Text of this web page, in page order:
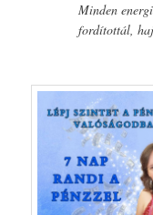
Minden
fordítottál,